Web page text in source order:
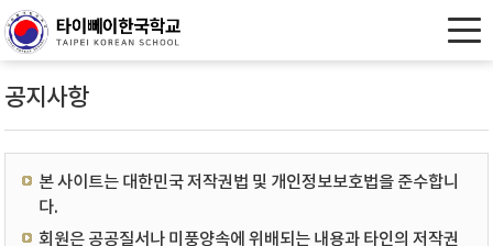
공지사항
본 사이트는 대한민국 저작권법 및 개인정보보호법을 준수합니
다.
회원은 공공질서나 미풍양속에 위배되는 내용과 타인의 저작권